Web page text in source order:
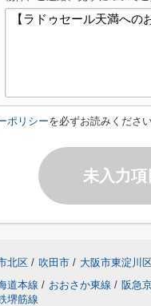
ポリシーを必ずお読みくださ
未入力
北区 / 吹田市 / 大阪市東淀川
道本線 / おおさか東線 / 阪急
堺筋線